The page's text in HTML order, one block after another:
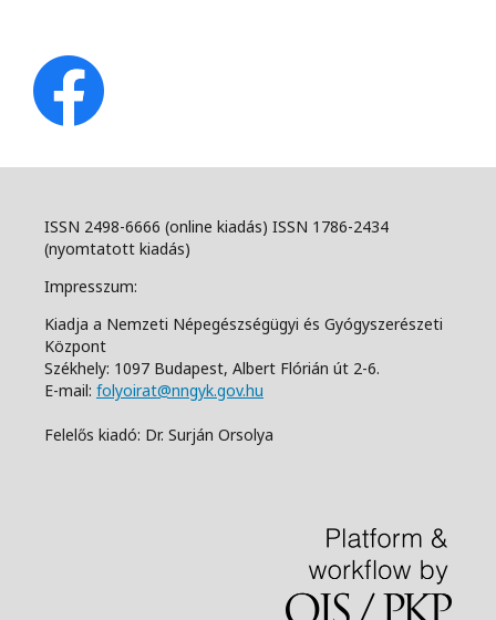
ISSN 2498-6666 (online kiadás) ISSN 1786-2434
(nyomtatott kiadás)
Impresszum:
Kiadja a Nemzeti Népegészségügyi és Gyógyszerészeti
Központ
Székhely: 1097 Budapest, Albert Flórián út 2-6.
E-mail: folyoirat@nngyk.gov.hu
Felelős kiadó: Dr. Surján Orsolya